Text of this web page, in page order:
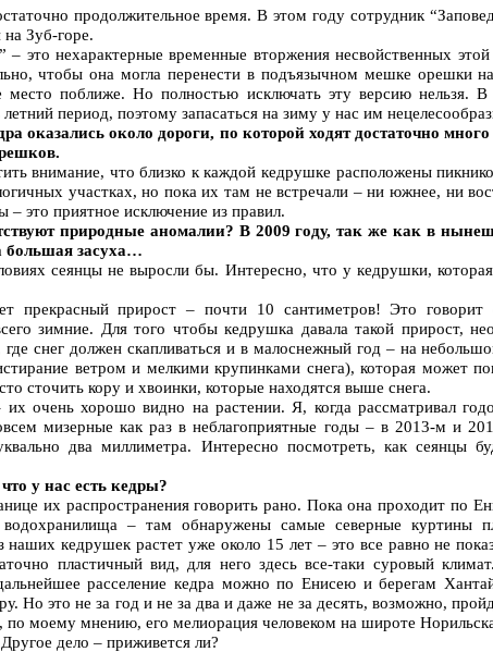
продолжительное время. В этом году сотрудник
Зуб-горе.
– это нехарактерные временные вторжения несвойственных
чтобы она могла перенести в подъязычном мешке орешки
место поближе. Но полностью исключать эту версию нельзя.
период, поэтому запасаться на зиму у нас им
оказались около дороги, по которой ходят достаточно
внимание, что близко к каждой кедрушке расположены
участках, но пока их там не встречали – ни южнее, ни
– это приятное исключение из правил.
природные аномалии? В 2009 году, так же как в
большая засуха…
сеянцы не выросли бы. Интересно, что у кедрушки,
прекрасный прирост – почти 10 сантиметров! Это
зимние. Для того чтобы кедрушка давала такой прирост,
снег должен скапливаться и в малоснежный год – на
ветром и мелкими крупинками снега), которая может
сточить кору и хвоинки, которые находятся выше снега.
очень хорошо видно на растении. Я, когда рассматривал
мизерные как раз в неблагоприятные годы – в 2013-м и
два миллиметра. Интересно посмотреть, как сеянцы
у нас есть кедры?
их распространения говорить рано. Пока она проходит по
водохранилища – там обнаружены самые северные куртины
наших кедрушек растет уже около 15 лет – это все равно не
пластичный вид, для него здесь все-таки суровый
расселение кедра можно по Енисею и берегам
Но это не за год и не за два и даже не за десять, возможно,
по моему мнению, его мелиорация человеком на широте
дело – приживется ли?